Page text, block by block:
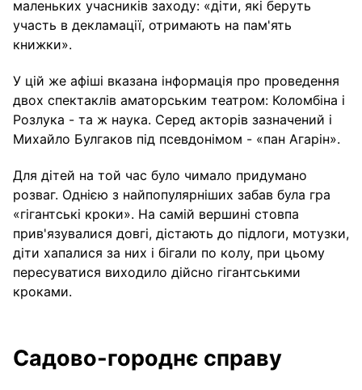
маленьких учасників заходу: «діти, які беруть
участь в декламації, отримають на пам'ять
книжки».
У цій же афіші вказана інформація про проведення
двох спектаклів аматорським театром: Коломбіна і
Розлука - та ж наука. Серед акторів зазначений і
Михайло Булгаков під псевдонімом - «пан Агарін».
Для дітей на той час було чимало придумано
розваг. Однією з найпопулярніших забав була гра
«гігантські кроки». На самій вершині стовпа
прив'язувалися довгі, дістають до підлоги, мотузки,
діти хапалися за них і бігали по колу, при цьому
пересуватися виходило дійсно гігантськими
кроками.
Садово-городнє справу